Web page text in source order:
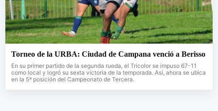
Torneo de la URBA: Ciudad de Campana venció a Berisso
En su primer partido de la segunda rueda, el Tricolor se impuso 67-11
como local y logró su sexta victoria de la temporada. Así, ahora se ubica
en la 5ª posición del Campeonato de Tercera.